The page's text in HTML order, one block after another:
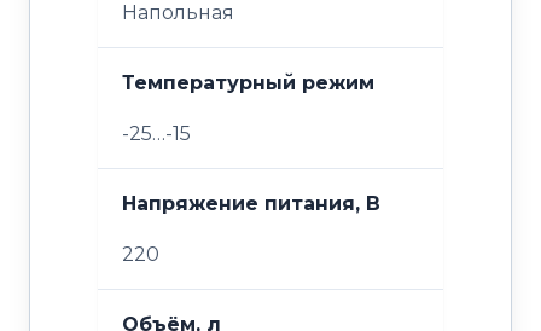
Напольная
Температурный режим
-25…-15
Напряжение питания, В
220
Объём, л